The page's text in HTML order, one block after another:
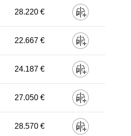
28.220 €
22.667 €
24.187 €
27.050 €
28.570 €